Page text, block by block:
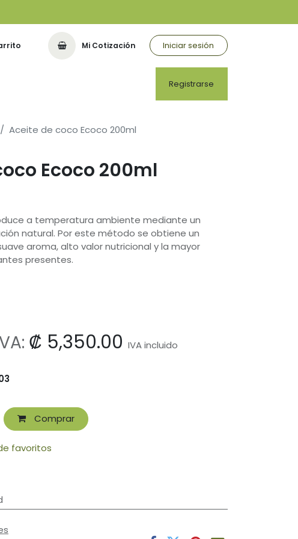
Mi Cotización Iniciar sesión
Registrarse
Aceite de coco Ecoco 200ml
Ecoco 200ml
a temperatura ambiente mediante un
natural. Por este método se obtiene un
aroma, alto valor nutricional y la mayor
presentes.
₡ 5,350.00 IVA incluido
Comprar
favoritos